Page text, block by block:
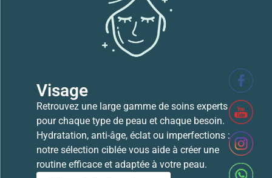
Visage
Retrouvez une large gamme de soins experts
pour chaque type de peau et chaque besoin.
Hydratation, anti-âge, éclat ou imperfections :
notre sélection ciblée vous aide à créer une
routine efficace et adaptée à votre peau.